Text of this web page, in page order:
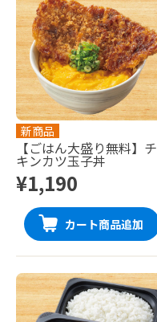
新商品
【ごはん大盛り無料】チ
キンカツ玉子丼
¥1,190
カート商品追加